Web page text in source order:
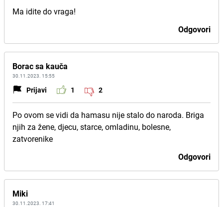
Ma idite do vraga!
Odgovori
Borac sa kauča
30.11.2023. 15:55
Prijavi 1 2
Po ovom se vidi da hamasu nije stalo do naroda. Briga
njih za žene, djecu, starce, omladinu, bolesne,
zatvorenike
Odgovori
Miki
30.11.2023. 17:41